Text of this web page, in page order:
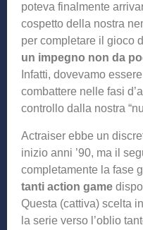
poteva finalmente
cospetto della nostra
per completare il gioco
un impegno non da
Infatti, dovevamo
combattere nelle fasi
controllo dalla nostra
Actraiser ebbe un
inizio anni ’90, ma il
completamente la fase
tanti action game
Questa (cattiva) scelta
la serie verso l’oblio